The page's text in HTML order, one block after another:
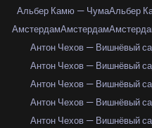
Альбер Камю — ЧумаАльбер
АмстердамАмстердам
Антон Чехов — Вишнёвый
Антон Чехов — Вишнёвый
Антон Чехов — Вишнёвый
Антон Чехов — Вишнёвый
Антон Чехов — Вишнёвый